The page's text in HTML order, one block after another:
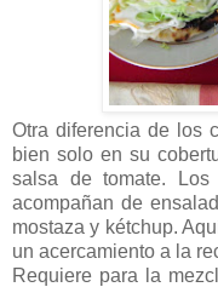
Otra diferencia de los
bien solo en su
salsa de tomate.
acompañan de
mostaza y kétchup.
un acercamiento a la
Requiere para la